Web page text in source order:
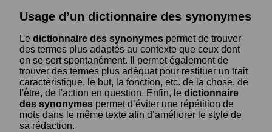
Usage d’un dictionnaire des synonymes
Le dictionnaire des synonymes permet de trouver
des termes plus adaptés au contexte que ceux dont
on se sert spontanément. Il permet également de
trouver des termes plus adéquat pour restituer un trait
caractéristique, le but, la fonction, etc. de la chose, de
l'être, de l'action en question. Enfin, le dictionnaire
des synonymes permet d’éviter une répétition de
mots dans le même texte afin d’améliorer le style de
sa rédaction.